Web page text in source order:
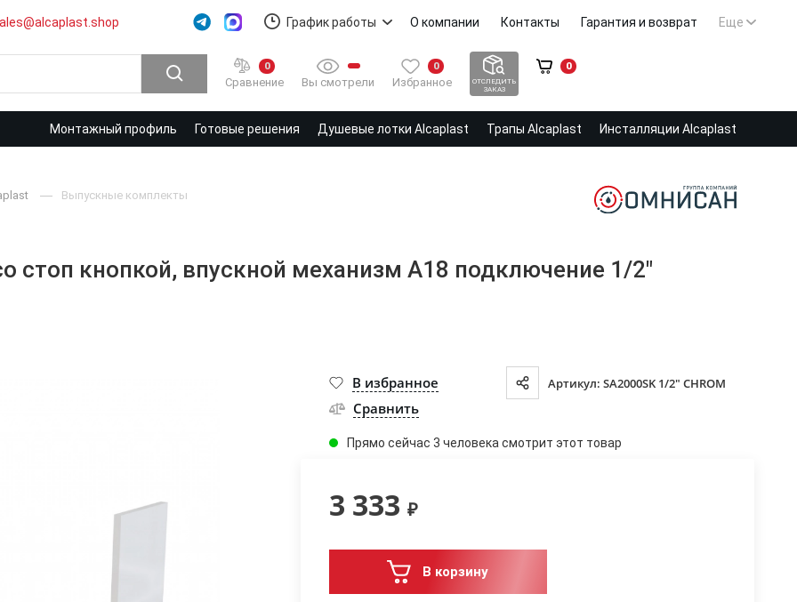
График работы О компании Контакты Гарантия и возврат Еще
0
Сравнение Вы смотрели
0
Избранное
ОТСЛЕДИТЬ
ЗАКАЗ
0
Монтажный профиль Готовые решения Душевые лотки Alcaplast Трапы Alcaplast Инсталляции Alcaplast
Выпускные комплекты
стоп кнопкой, впускной механизм А18 подключение 1/2"
В избранное Артикул: SA2000SK 1/2" CHROM
Сравнить
Прямо сейчас 3 человека смотрит этот товар
3 333 ₽
В корзину